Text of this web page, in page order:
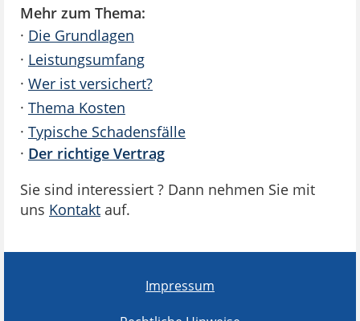
Mehr zum Thema:
· Die Grundlagen
· Leistungsumfang
· Wer ist versichert?
· Thema Kosten
· Typische Schadensfälle
· Der richtige Vertrag
Sie sind interessiert ? Dann nehmen Sie mit
uns Kontakt auf.
Impressum